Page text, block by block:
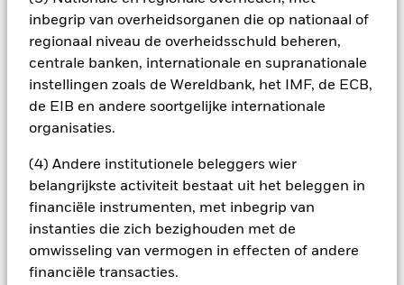
inbegrip van overheidsorganen die op nationaal of
regionaal niveau de overheidsschuld beheren,
centrale banken, internationale en supranationale
instellingen zoals de Wereldbank, het IMF, de ECB,
de EIB en andere soortgelijke internationale
organisaties.
(4) Andere institutionele beleggers wier
belangrijkste activiteit bestaat uit het beleggen in
financiële instrumenten, met inbegrip van
instanties die zich bezighouden met de
omwisseling van vermogen in effecten of andere
financiële transacties.
gebruik van derivaten voor een aandelenklasse kan een
potentieel besmettingsrisico (ook bekend als spill-over) voor
andere aandelenklassen in het fonds betekenen. De
beheermaatschappij van het fonds waarborgt dat er
geschikte procedures worden gebruikt om het
besmettingsrisico voor andere aandelenklassen te
minimaliseren. Via het uitklapvakje direct onder de naam van
het fonds, kunt u een lijst van alle aandelenklassen in het
fonds bekijken – aandelenklassen met valutahedging worden
aangegeven door het woord 'Hedged' in de naam van de
aandelenklasse. Daarnaast is een volledige lijst van alle
aandelenklassen met valutahedging op aanvraag
verkrijgbaar bij de beheermaatschappij van het fonds.
In de mate waarin het Fonds effecten uitleent om zijn kosten
te reduceren, ontvangt het Fonds 62,5% van de hiermee